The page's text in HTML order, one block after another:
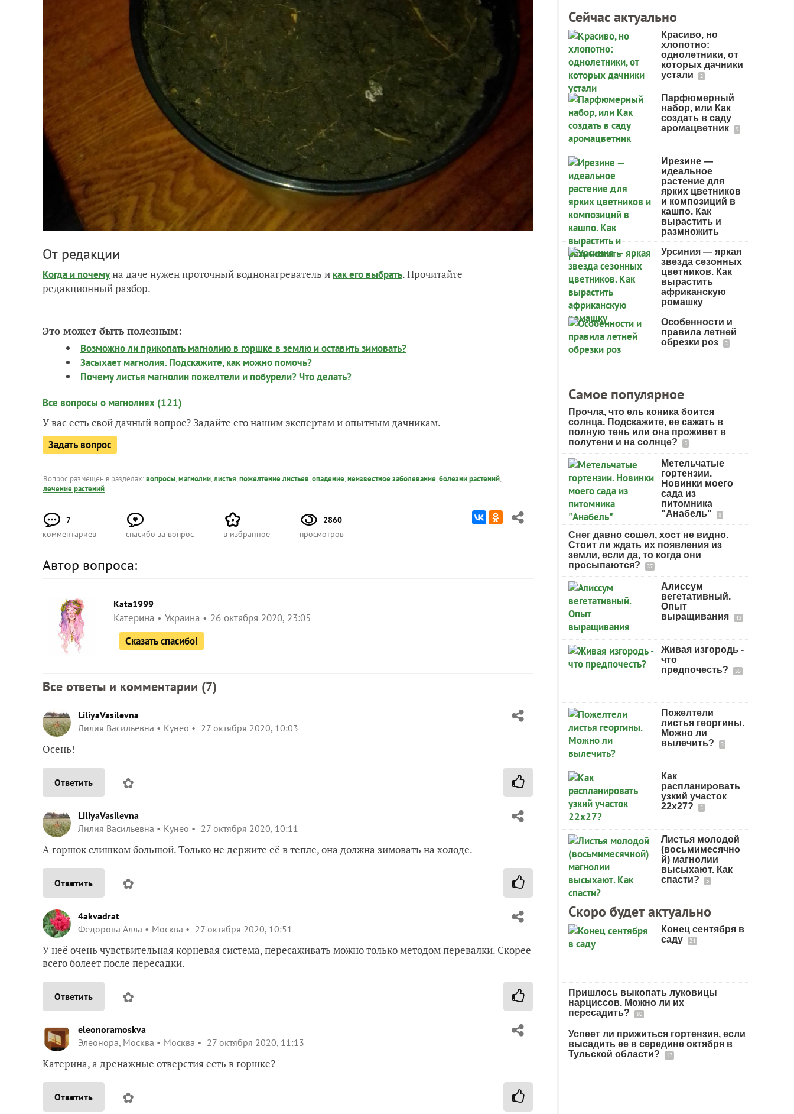
От редакции
Когда и почемуна даче нужен проточный воднонагреватель и как его выбрать. Прочитайте
редакционный разбор.
Это может быть полезным:
Возможно ли прикопать магнолию в горшке в землю и оставить зимовать?
Засыхает магнолия. Подскажите, как можно помочь?
Почему листья магнолии пожелтели и побурели? Что делать?
Все вопросы о магнолиях (121)
У вас есть свой дачный вопрос? Задайте его нашим экспертам и опытным дачникам.
Задать вопрос
Вопрос размещен в разделах:вопросы,магнолии,листья,пожелтение листьев,опадение,неизвестное заболевание,болезни растений,
лечение растений
7
комментариев
спасибо за вопрос в избранное
2860
просмотров
Автор вопроса:
Kata1999
Катерина Украина
26 октября 2020, 23:05
Сказать спасибо!
Все ответы и комментарии (7)
LiliyaVasilevna
Лилия Васильевна
Кунео 27 октября 2020, 10:03
Осень!
Ответить ✿
LiliyaVasilevna
Лилия Васильевна
Кунео 27 октября 2020, 10:11
А горшок слишком большой. Только не держите её в тепле, она должна зимовать на холоде.
Ответить ✿
4akvadrat
Федорова Алла
Москва 27 октября 2020, 10:51
У неё очень чувствительная корневая система, пересаживать можно только методом перевалки. Скорее
всего болеет после пересадки.
Ответить ✿
eleonoramoskva
Элеонора, Москва
Москва 27 октября 2020, 11:13
Катерина, а дренажные отверстия есть в горшке?
Ответить ✿
Сейчас актуально
Красиво, но
хлопотно:
однолетники, от
которых дачники
устали
2
Парфюмерный
набор, или Как
создать в саду
аромацветник
9
Ирезине —
идеальное
растение для
ярких цветников
и композиций в
кашпо. Как
вырастить и
размножить
Урсиния — яркая
звезда сезонных
цветников. Как
вырастить
африканскую
ромашку
Особенности и
правила летней
обрезки роз
2
Самое популярное
Прочла, что ель коника боится
солнца. Подскажите, ее сажать в
полную тень или она проживет в
полутени и на солнце?
5
Метельчатые
гортензии.
Новинки моего
сада из
питомника
"Анабель"
8
Снег давно сошел, хост не видно.
Стоит ли ждать их появления из
земли, если да, то когда они
просыпаются?
27
Алиссум
вегетативный.
Опыт
выращивания
43
Живая изгородь -
что
предпочесть?
35
Пожелтели
листья георгины.
Можно ли
вылечить?
2
Как
распланировать
узкий участок
22х27?
2
Листья молодой
(восьмимесячно
й) магнолии
высыхают. Как
спасти?
3
Скоро будет актуально
Конец сентября в
саду
24
Пришлось выкопать луковицы
нарциссов. Можно ли их
пересадить?
10
Успеет ли прижиться гортензия, если
высадить ее в середине октября в
Тульской области?
12